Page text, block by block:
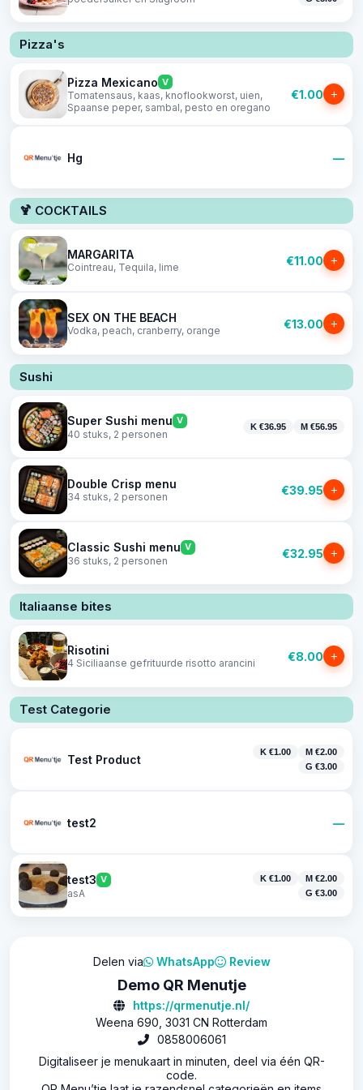
Pizza's
Pizza Mexicano V
Tomatensaus, kaas, knoflookworst, uien,
Spaanse peper, sambal, pesto en oregano
€1.00 +
Hg —
🍹 COCKTAILS
MARGARITA
Cointreau, Tequila, lime €11.00 +
SEX ON THE BEACH
Vodka, peach, cranberry, orange €13.00 +
Sushi
Super Sushi menu V
40 stuks, 2 personen
K €36.95 M €56.95
Double Crisp menu
34 stuks, 2 personen €39.95 +
Classic Sushi menu V
36 stuks, 2 personen
€32.95 +
Italiaanse bites
Risotini
4 Siciliaanse gefrituurde risotto arancini €8.00 +
Test Categorie
Test Product
K €1.00
M €2.00
G €3.00
test2 —
test3 V
asA
K €1.00
M €2.00
G €3.00
Delen via WhatsApp Review
Demo QR Menutje
https://qrmenutje.nl/
Weena 690, 3031 CN Rotterdam
0858006061
Digitaliseer je menukaart in minuten, deel via één QR-
code.